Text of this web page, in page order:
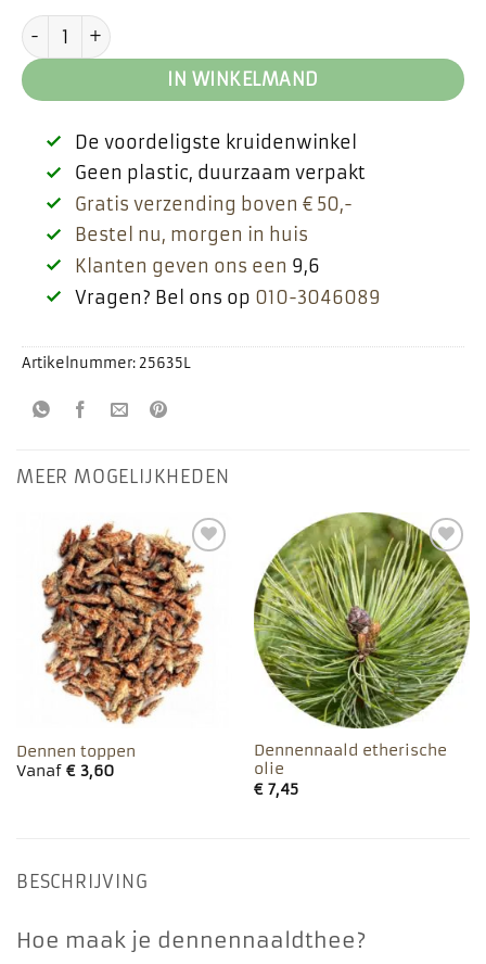
Dennen naalden aantal
IN WINKELMAND
De voordeligste kruidenwinkel
Geen plastic, duurzaam verpakt
Gratis verzending boven € 50,-
Bestel nu, morgen in huis
Klanten geven ons een 9,6
Vragen? Bel ons op 010-3046089
Artikelnummer:25635L
MEER MOGELIJKHEDEN
Toevoegen
aan
favorieten
Dennen toppen
Vanaf €3,60
Toevoegen
aan
favorieten
Dennennaald etherische
olie
€7,45
BESCHRIJVING
Hoe maak je dennennaaldthee?